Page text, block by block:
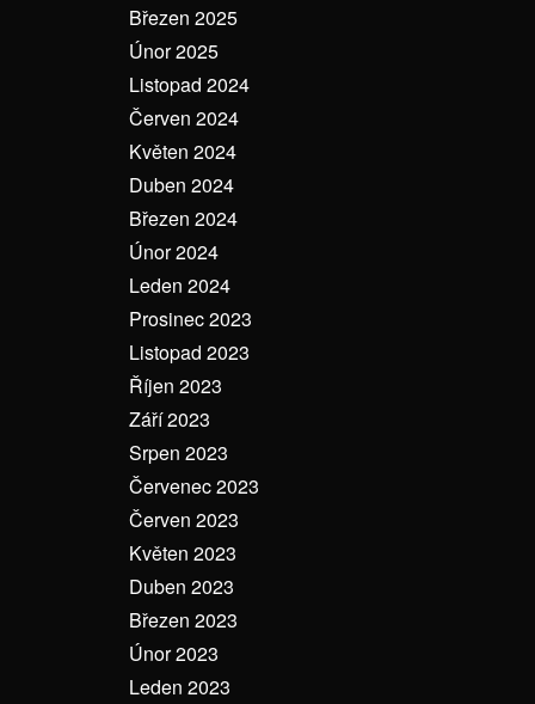
Březen 2025
Únor 2025
Listopad 2024
Červen 2024
Květen 2024
Duben 2024
Březen 2024
Únor 2024
Leden 2024
Prosinec 2023
Listopad 2023
Říjen 2023
Září 2023
Srpen 2023
Červenec 2023
Červen 2023
Květen 2023
Duben 2023
Březen 2023
Únor 2023
Leden 2023